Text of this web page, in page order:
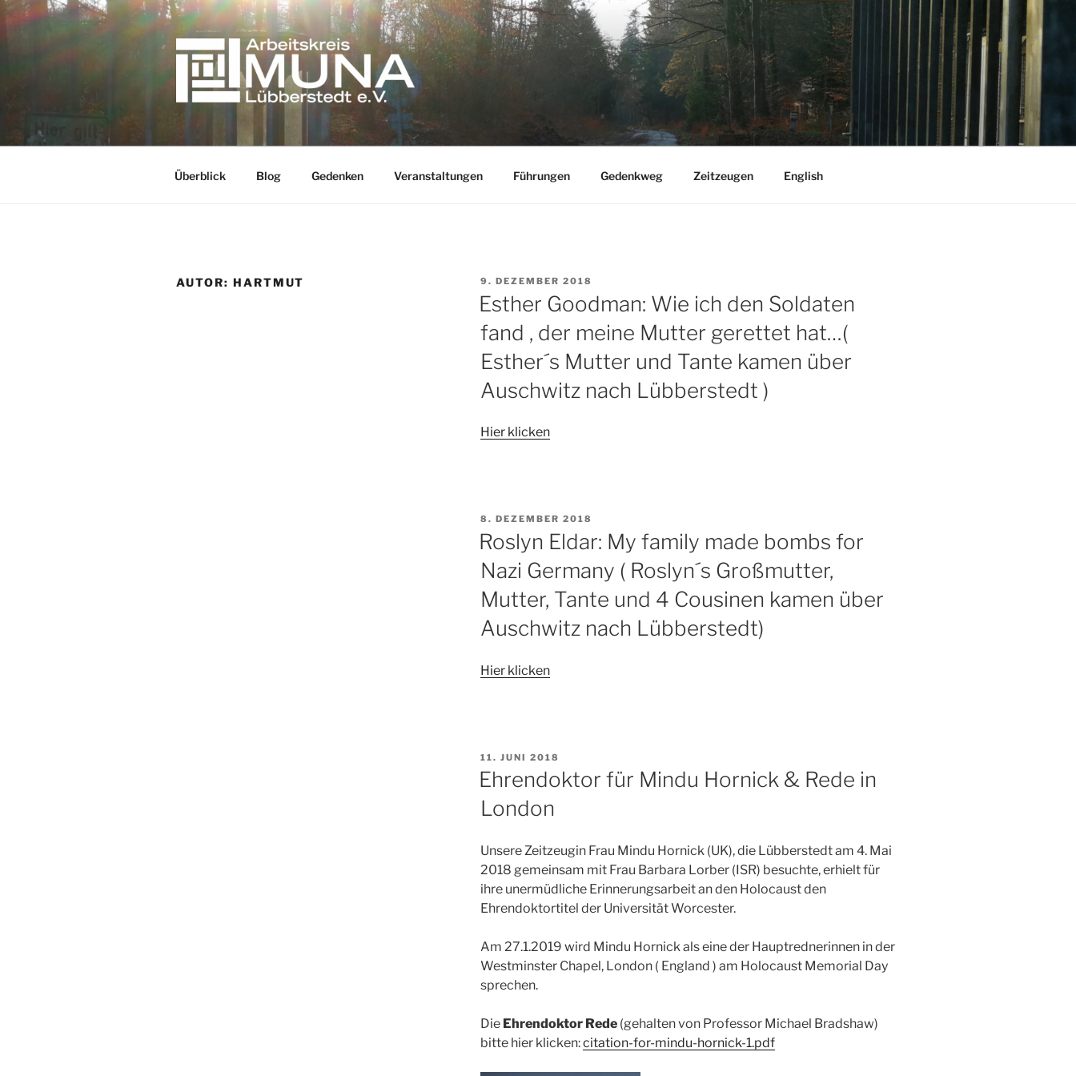
Zum
Inhalt
Erinnern gegen das Vergessen
Überblick Blog Gedenken Veranstaltungen Führungen Gedenkweg Zeitzeugen English
AUTOR: HARTMUT
VERÖFFENTLICHT
AM
9. DEZEMBER 2018
Esther Goodman: Wie ich den Soldaten
fand , der meine Mutter gerettet hat…(
Esther´s Mutter und Tante kamen über
Auschwitz nach Lübberstedt )
Hier klicken
VERÖFFENTLICHT
AM
8. DEZEMBER 2018
Roslyn Eldar: My family made bombs for
Nazi Germany ( Roslyn´s Großmutter,
Mutter, Tante und 4 Cousinen kamen über
Auschwitz nach Lübberstedt)
Hier klicken
VERÖFFENTLICHT
AM
11. JUNI 2018
Ehrendoktor für Mindu Hornick & Rede in
London
Unsere Zeitzeugin Frau Mindu Hornick (UK), die Lübberstedt am 4. Mai
2018 gemeinsam mit Frau Barbara Lorber (ISR) besuchte, erhielt für
ihre unermüdliche Erinnerungsarbeit an den Holocaust den
Ehrendoktortitel der Universität Worcester.
Am 27.1.2019 wird Mindu Hornick als eine der Hauptrednerinnen in der
Westminster Chapel, London ( England ) am Holocaust Memorial Day
sprechen.
Die Ehrendoktor Rede(gehalten von Professor Michael Bradshaw)
bitte hier klicken:citation-for-mindu-hornick-1.pdf